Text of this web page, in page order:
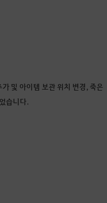
및 아이템 보관 위치 변경, 죽은
습니다.